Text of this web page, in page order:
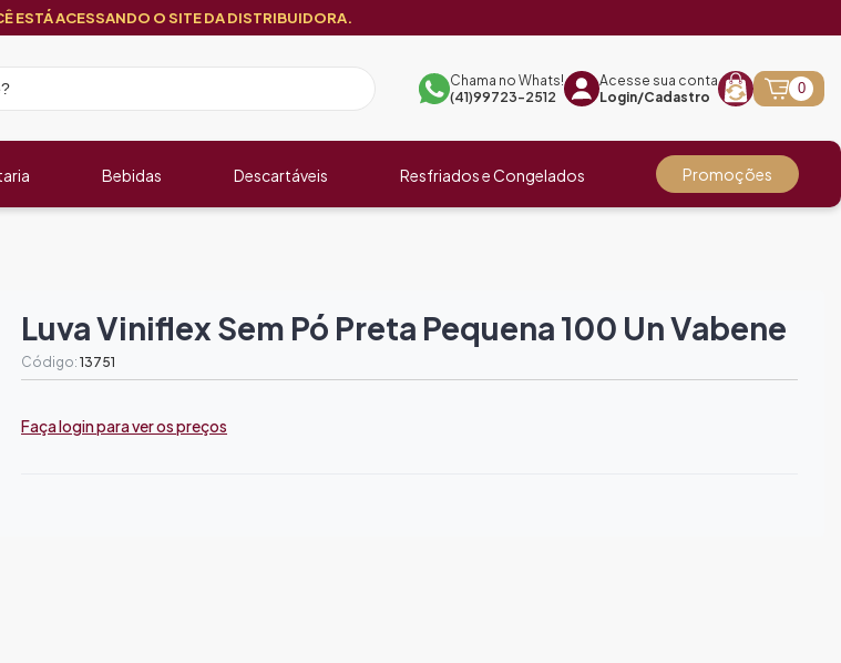
ESTÁ ACESSANDO O SITE DA DISTRIBUIDORA.
Chama no Whats!
(41)99723-2512
Acesse sua conta
Login/Cadastro
0
Bebidas Descartáveis Resfriados e Congelados Promoções
Luva Viniflex Sem Pó Preta Pequena 100 Un Vabene
Código: 13751
Faça login para ver os preços